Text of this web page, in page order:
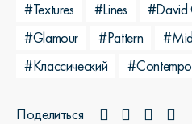
#Textures #Lines #David
#Glamour
#Pattern
#Классический
Поделиться